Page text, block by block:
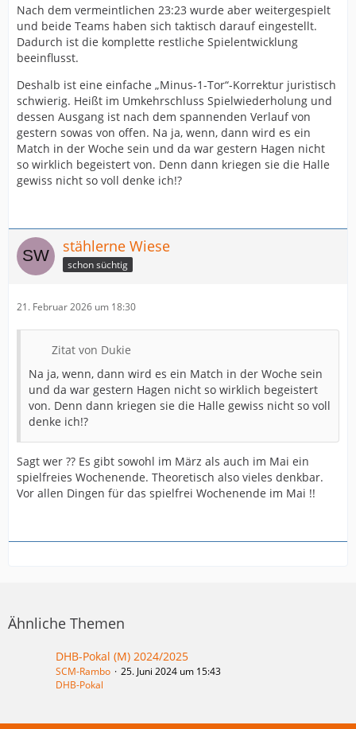
Nach dem vermeintlichen 23:23 wurde aber weitergespielt
und beide Teams haben sich taktisch darauf eingestellt.
Dadurch ist die komplette restliche Spielentwicklung
beeinflusst.
Deshalb ist eine einfache „Minus-1-Tor“-Korrektur juristisch
schwierig. Heißt im Umkehrschluss Spielwiederholung und
dessen Ausgang ist nach dem spannenden Verlauf von
gestern sowas von offen. Na ja, wenn, dann wird es ein
Match in der Woche sein und da war gestern Hagen nicht
so wirklich begeistert von. Denn dann kriegen sie die Halle
gewiss nicht so voll denke ich!?
stählerne Wiese
schon süchtig
21. Februar 2026 um 18:30
Zitat von Dukie
Na ja, wenn, dann wird es ein Match in der Woche sein
und da war gestern Hagen nicht so wirklich begeistert
von. Denn dann kriegen sie die Halle gewiss nicht so voll
denke ich!?
Sagt wer ?? Es gibt sowohl im März als auch im Mai ein
spielfreies Wochenende. Theoretisch also vieles denkbar.
Vor allen Dingen für das spielfrei Wochenende im Mai !!
Ähnliche Themen
DHB-Pokal (M) 2024/2025
SCM-Rambo
25. Juni 2024 um 15:43
DHB-Pokal